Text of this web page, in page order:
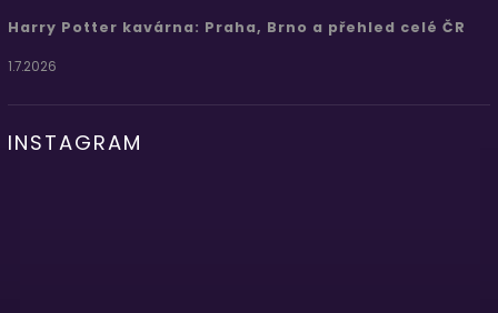
Harry Potter kavárna: Praha, Brno a přehled celé ČR
1.7.2026
INSTAGRAM